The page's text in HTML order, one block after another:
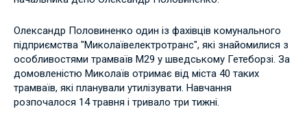
Олександр Половиненко один із фахівців комунального
підприємства "Миколаївелектротранс", які знайомилися з
особливостями трамваїв М29 у шведському Гетеборзі. За
домовленістю Миколаїв отримає від міста 40 таких
трамваїв, які планували утилізувати. Навчання
розпочалося 14 травня і тривало три тижні.